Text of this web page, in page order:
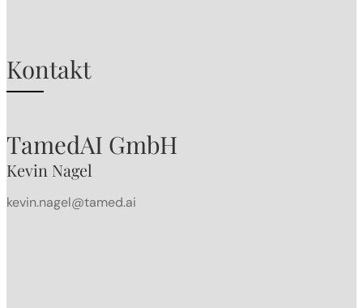
Kontakt
TamedAI GmbH
Kevin Nagel
kevin.nagel@tamed.ai